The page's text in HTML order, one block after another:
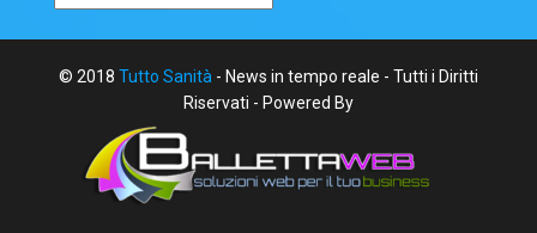
© 2018 Tutto Sanità - News in tempo reale - Tutti i Diritti
Riservati - Powered By